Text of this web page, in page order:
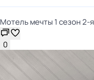
Мотель мечты 1 сезон 2-
0